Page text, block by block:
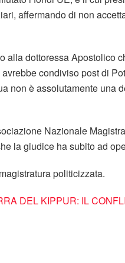
affermando di non
alla dottoressa Apostolico
condiviso post di
non è assolutamente una
Nazionale
la giudice ha subito ad
politicizzata.
DEL KIPPUR: IL